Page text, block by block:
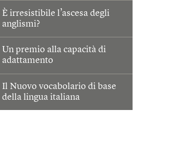
È irresistibile l’ascesa degli
anglismi?
Un premio alla capacità di
adattamento
Il Nuovo vocabolario di base
della lingua italiana